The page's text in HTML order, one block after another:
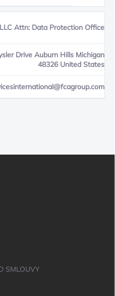
Attn: Data Protection Office
Drive Auburn Hills Michigan
48326 United States
SMLOUVY